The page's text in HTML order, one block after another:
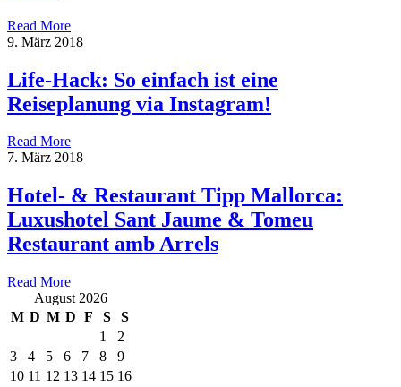
Read More
9. März 2018
Life-Hack: So einfach ist eine
Reiseplanung via Instagram!
Read More
7. März 2018
Hotel- & Restaurant Tipp Mallorca:
Luxushotel Sant Jaume & Tomeu
Restaurant amb Arrels
Read More
August 2026
M D M D F S
S
1
2
3
4 5 6 7 8
9
10 11 12 13 14 15 16